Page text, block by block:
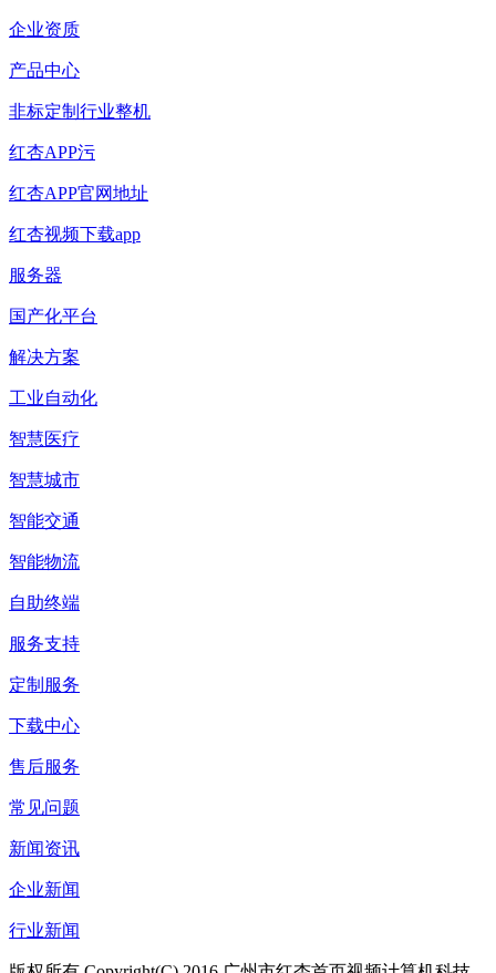
企业资质
产品中心
非标定制行业整机
红杏APP污
红杏APP官网地址
红杏视频下载app
服务器
国产化平台
解决方案
工业自动化
智慧医疗
智慧城市
智能交通
智能物流
自助终端
服务支持
定制服务
下载中心
售后服务
常见问题
新闻资讯
企业新闻
行业新闻